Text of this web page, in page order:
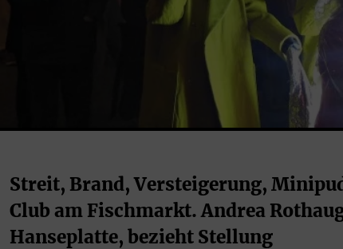
Streit, Brand, Versteigerung,
Club am Fischmarkt. Andrea
Hanseplatte, bezieht Stellung